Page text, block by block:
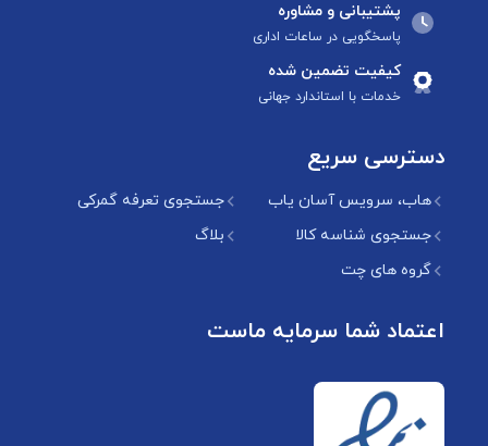
پشتیبانی و مشاوره
پاسخگویی در ساعات اداری
کیفیت تضمین شده
خدمات با استاندارد جهانی
دسترسی سریع
هاب، سرویس آسان یاب
جستجوی تعرفه گمرکی
جستجوی شناسه کالا
بلاگ
گروه های چت
اعتماد شما سرمایه ماست